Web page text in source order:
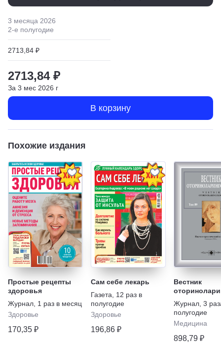
3 месяца 2026
2-е полугодие
2713,84 ₽
2713,84 ₽
За 3 мес 2026 г
В корзину
Похожие издания
Простые рецепты
здоровья
Журнал 1 раз в месяц
Здоровье
170,35 ₽
Сам себе лекарь
Газета
12 раз в
полугодие
Здоровье
196,86 ₽
Вестник
Журнал 3
полугодие
Медицина
898,79 ₽